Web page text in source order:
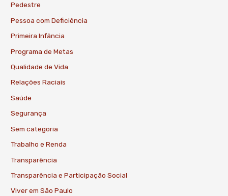
Pedestre
Pessoa com Deficiência
Primeira Infância
Programa de Metas
Qualidade de Vida
Relações Raciais
Saúde
Segurança
Sem categoria
Trabalho e Renda
Transparência
Transparência e Participação Social
Viver em São Paulo